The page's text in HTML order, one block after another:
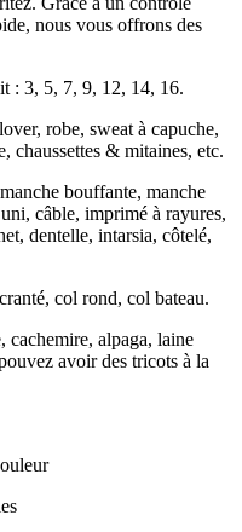
nous vous offrons des
: 3, 5, 7, 9, 12, 14, 16.
robe, sweat à capuche,
chaussettes & mitaines, etc.
bouffante, manche
câble, imprimé à rayures,
dentelle, intarsia, côtelé,
col rond, col bateau.
cachemire, alpaga, laine
avoir des tricots à la